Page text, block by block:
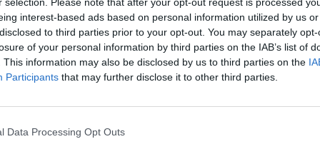
interest-based ads based on personal information utilized by us
to third parties prior to your opt-out. You may separately
of your personal information by third parties on the IAB’s list of
This information may also be disclosed by us to third parties on the
Participants that may further disclose it to other third parties.
Data Processing Opt Outs
La fièvre jaune est une pathologie extrêmement
transmet par les piqûres de moustique et elle est
Amérique latine et en Afrique subsaharienne. Aussi,
absolument indispensable lorsque l’on prévoit de
Pourquoi faut-il se faire vacciner contre la fièvre jaune ?
:
?